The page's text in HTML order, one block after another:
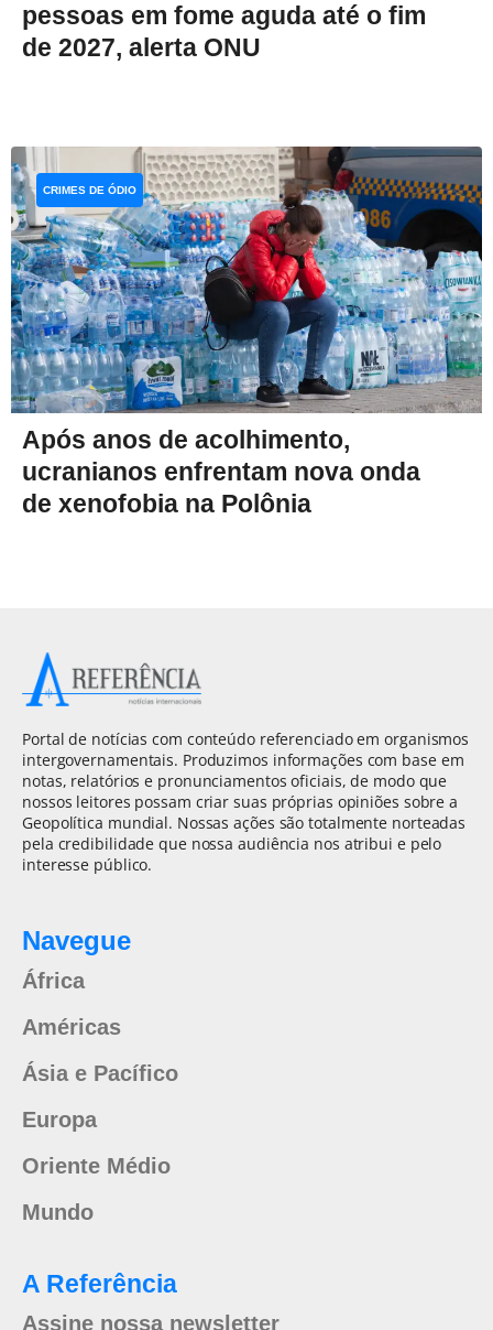
pessoas em fome aguda até o fim
de 2027, alerta ONU
Após anos de acolhimento,
ucranianos enfrentam nova onda
de xenofobia na Polônia
CRIMES DE ÓDIO
Portal de notícias com conteúdo referenciado em organismos
intergovernamentais. Produzimos informações com base em
notas, relatórios e pronunciamentos oficiais, de modo que
nossos leitores possam criar suas próprias opiniões sobre a
Geopolítica mundial. Nossas ações são totalmente norteadas
pela credibilidade que nossa audiência nos atribui e pelo
interesse público.
Navegue
África
Américas
Ásia e Pacífico
Europa
Oriente Médio
Mundo
A Referência
Assine nossa newsletter